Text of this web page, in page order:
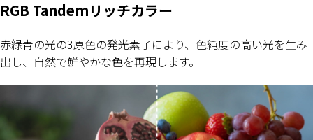
RGB Tandemリッチカラー
赤緑青の光の3原色の発光素子により、色純度の高い光を生み
出し、自然で鮮やかな色を再現します。